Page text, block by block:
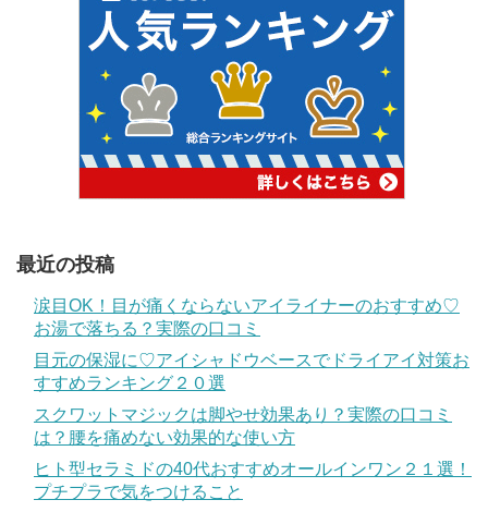
最近の投稿
涙目OK！目が痛くならないアイライナーのおすすめ♡
お湯で落ちる？実際の口コミ
目元の保湿に♡アイシャドウベースでドライアイ対策お
すすめランキング２０選
スクワットマジックは脚やせ効果あり？実際の口コミ
は？腰を痛めない効果的な使い方
ヒト型セラミドの40代おすすめオールインワン２１選！
プチプラで気をつけること